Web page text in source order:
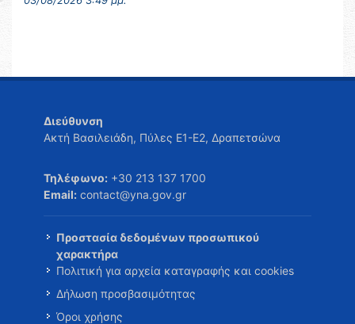
Διεύθυνση
Ακτή Βασιλειάδη, Πύλες Ε1-Ε2, Δραπετσώνα
Τηλέφωνο: +30 213 137 1700
Email: contact@yna.gov.gr
Προστασία δεδομένων προσωπικού
χαρακτήρα
Πολιτική για αρχεία καταγραφής και cookies
Δήλωση προσβασιμότητας
Όροι χρήσης